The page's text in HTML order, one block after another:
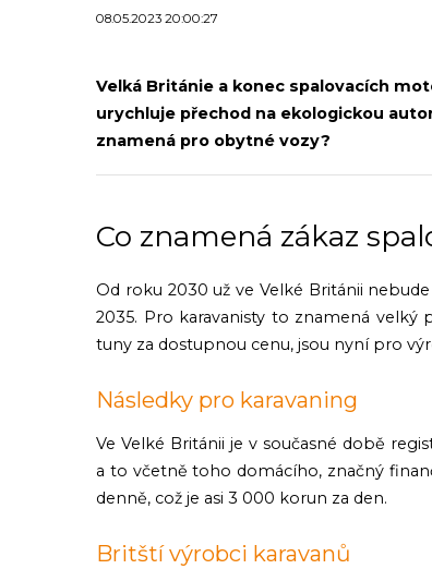
08.05.2023 20:00:27
Velká Británie a konec spalovacích
urychluje přechod na ekologickou
znamená pro obytné vozy?
Co znamená zákaz
Od roku 2030 už ve Velké Británii
2035. Pro karavanisty to znamená
tuny za dostupnou cenu, jsou nyní pro
Následky pro karavaning
Ve Velké Británii je v současné době
a to včetně toho domácího, značný
denně, což je asi 3 000 korun za den.
Britští výrobci karavanů